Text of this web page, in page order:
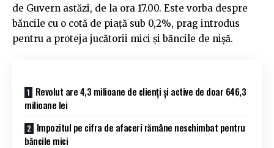
de Guvern astăzi, de la ora 17.00. Este vorba despre
băncile cu o cotă de piață sub 0,2%, prag introdus
pentru a proteja jucătorii mici și băncile de nișă.
Revolut are 4,3 milioane de clienți și active de doar 646,3
milioane lei
Impozitul pe cifra de afaceri rămâne neschimbat pentru
băncile mici